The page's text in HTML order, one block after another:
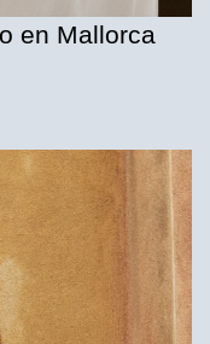
en Mallorca